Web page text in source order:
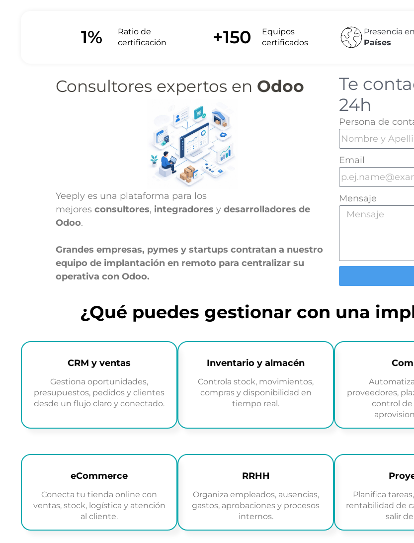
Ratio de
certificación
1%
Equipos
certificados
+150 Presencia
Países
Consultores expertos en Odoo
Yeeply es una plataforma para los
mejores consultores, integradores y desarrolladores de
Odoo.
Grandes empresas, pymes y startups contratan a nuestro
equipo de implantación en remoto para centralizar su
operativa con Odoo.
Te
24h
Persona de
Email
Mensaje
¿Qué puedes gestionar con una
CRM y ventas
Gestiona oportunidades,
presupuestos, pedidos y clientes
desde un flujo claro y conectado.
Inventario y almacén
Controla stock, movimientos,
compras y disponibilidad en
tiempo real.
proveedores,
control de
eCommerce
Conecta tu tienda online con
ventas, stock, logística y atención
al cliente.
RRHH
Organiza empleados, ausencias,
gastos, aprobaciones y procesos
internos.
Planifica
rentabilidad de
salir